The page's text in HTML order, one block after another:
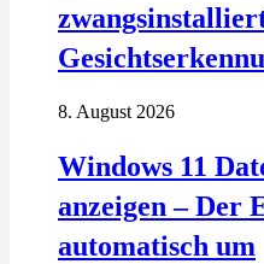
8. August 2026
Windows 11
anzeigen – Der
automatisch um